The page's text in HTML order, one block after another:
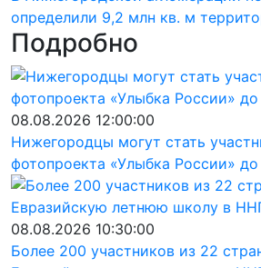
определили 9,2 млн кв. м
Подробно
08.08.2026 12:00:00
Нижегородцы могут стать
фотопроекта «Улыбка России» до
08.08.2026 10:30:00
Более 200 участников из 22